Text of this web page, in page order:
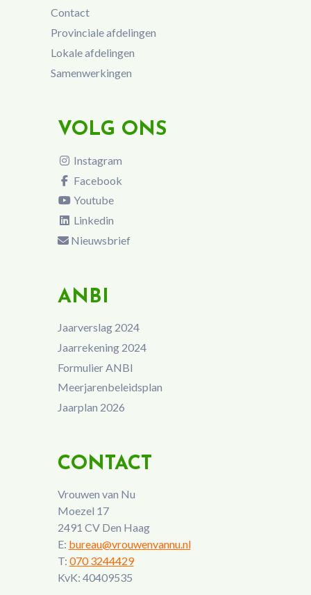
Contact
Provinciale afdelingen
Lokale afdelingen
Samenwerkingen
VOLG ONS
Instagram
Facebook
Youtube
Linkedin
Nieuwsbrief
ANBI
Jaarverslag 2024
Jaarrekening 2024
Formulier ANBI
Meerjarenbeleidsplan
Jaarplan 2026
CONTACT
Vrouwen van Nu
Moezel 17
2491 CV Den Haag
E: bureau@vrouwenvannu.nl
T: 070 3244429
KvK: 40409535